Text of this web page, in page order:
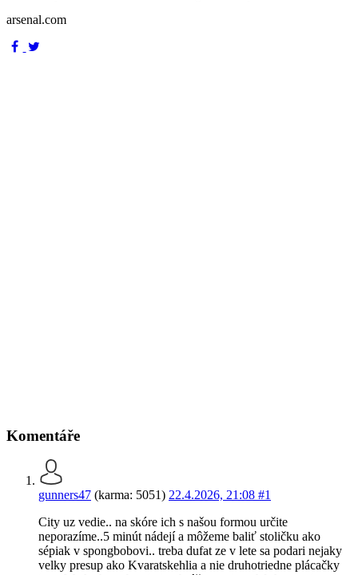
arsenal.com
Komentáře
gunners47 (karma: 5051) 22.4.2026, 21:08 #1
City uz vedie.. na skóre ich s našou formou určite
neporazíme..5 minút nádejí a môžeme baliť stoličku ako
sépiak v spongbobovi.. treba dufat ze v lete sa podari nejaky
velky presup ako Kvaratskehlia a nie druhotriedne plácačky